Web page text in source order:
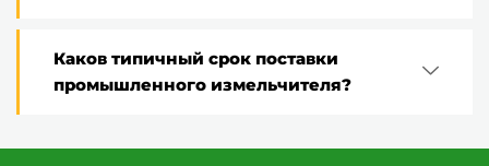
Каков типичный срок поставки
промышленного измельчителя?